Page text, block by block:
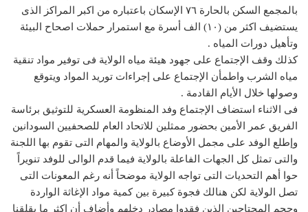
بالمجمع السكن بالحارة ٧٦ الإسكان باعتباره من اكبر المراكز الذى
يستضيف اكثر من (١٠) الف أسرة مع استمرار حملات اصحاح البيئة
وتأهيل دورات المياه .
كذلك وقف الإجتماع على جهود هيئة مياه الولاية فى توفير مواد تنقية
مياه الشرب واطمأن الإجتماع على إجراءات توريد المواد ويتوقع
وصولها خلال الأيام القادمة .
فى الاثناء استضاف الإجتماع وفد المنظومة العسكرية للتوثيق برئاسة
الفريق عمر الأمين بحضور ممثلين للاتحاد العام للصحفيين السودانين
وإطلع الوفد على مجمل الأوضاع بالولاية والمهام التى تقوم بها اللجنة
والتى تمثل كل الجهات الفاعلة بالولاية فيما قدم الوالى للوفد تنويراً
حوا أهم التحديات التى تواجه الولاية موضحاً أنه رغم المعونات التى
تصل الولاية لكن هنالك فجوة كبيرة بين كمية مواد الإغاثة الواردة
وحجم المحتاجين الذين فقدوا مصادر دخلهم وأضاف أن اكثر ما يقلقنا